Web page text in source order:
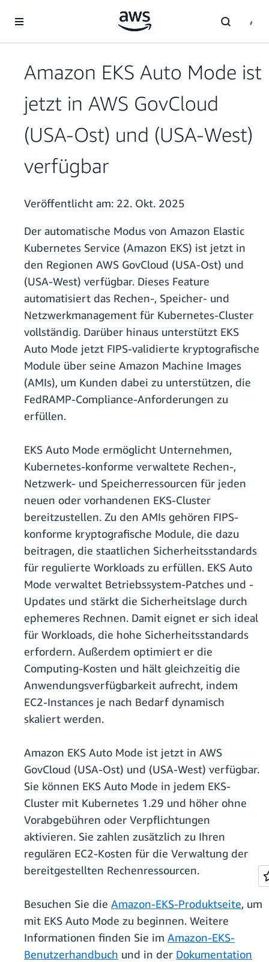
Überspringen zum Hauptinhalt
Amazon EKS Auto Mode ist
jetzt in AWS GovCloud
(USA-Ost) und (USA-West)
verfügbar
Veröffentlicht am: 22. Okt. 2025
Der automatische Modus von Amazon Elastic
Kubernetes Service (Amazon EKS) ist jetzt in
den Regionen AWS GovCloud (USA-Ost) und
(USA-West) verfügbar. Dieses Feature
automatisiert das Rechen-, Speicher- und
Netzwerkmanagement für Kubernetes-Cluster
vollständig. Darüber hinaus unterstützt EKS
Auto Mode jetzt FIPS-validierte kryptografische
Module über seine Amazon Machine Images
(AMIs), um Kunden dabei zu unterstützen, die
FedRAMP-Compliance-Anforderungen zu
erfüllen.
EKS Auto Mode ermöglicht Unternehmen,
Kubernetes-konforme verwaltete Rechen-,
Netzwerk- und Speicherressourcen für jeden
neuen oder vorhandenen EKS-Cluster
bereitzustellen. Zu den AMIs gehören FIPS-
konforme kryptografische Module, die dazu
beitragen, die staatlichen Sicherheitsstandards
für regulierte Workloads zu erfüllen. EKS Auto
Mode verwaltet Betriebssystem-Patches und -
Updates und stärkt die Sicherheitslage durch
ephemeres Rechnen. Damit eignet er sich ideal
für Workloads, die hohe Sicherheitsstandards
erfordern. Außerdem optimiert er die
Computing-Kosten und hält gleichzeitig die
Anwendungsverfügbarkeit aufrecht, indem
EC2-Instances je nach Bedarf dynamisch
skaliert werden.
Amazon EKS Auto Mode ist jetzt in AWS
GovCloud (USA-Ost) und (USA-West) verfügbar.
Sie können EKS Auto Mode in jedem EKS-
Cluster mit Kubernetes 1.29 und höher ohne
Vorabgebühren oder Verpflichtungen
aktivieren. Sie zahlen zusätzlich zu Ihren
regulären EC2-Kosten für die Verwaltung der
bereitgestellten Rechenressourcen.
Besuchen Sie die Amazon-EKS-Produktseite, um
mit EKS Auto Mode zu beginnen. Weitere
Informationen finden Sie im Amazon-EKS-
Benutzerhandbuch und in der Dokumentation